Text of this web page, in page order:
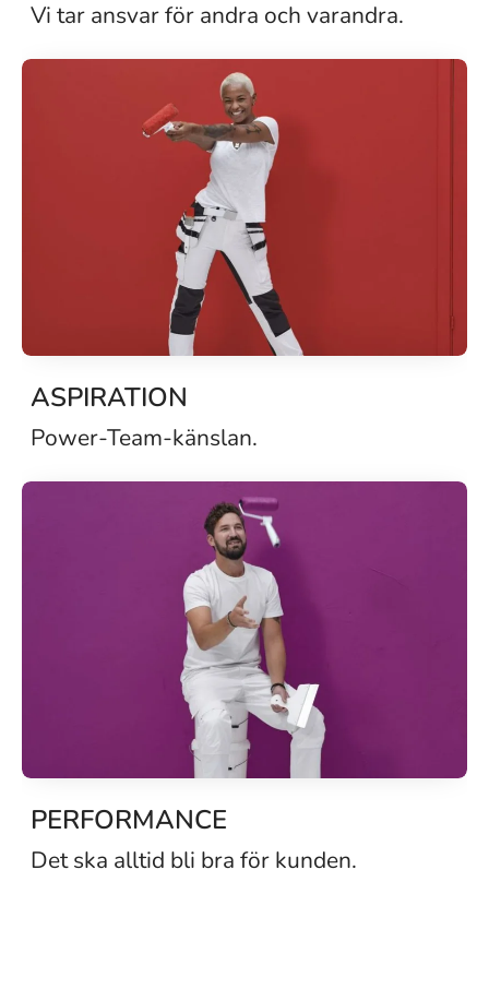
Vi tar ansvar för andra och varandra.
ASPIRATION
Power-Team-känslan.
PERFORMANCE
Det ska alltid bli bra för kunden.